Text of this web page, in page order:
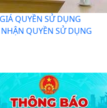
QUYỀN SỬ DỤNG
QUYỀN SỬ DỤNG